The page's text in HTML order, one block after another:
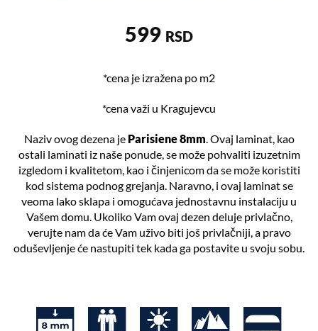
599 RSD
*cena je izražena po m2
*cena važi u Kragujevcu
Naziv ovog dezena je Parisiene 8mm. Ovaj laminat, kao
ostali laminati iz naše ponude, se može pohvaliti izuzetnim
izgledom i kvalitetom, kao i činjenicom da se može koristiti
kod sistema podnog grejanja. Naravno, i ovaj laminat se
veoma lako sklapa i omogućava jednostavnu instalaciju u
Vašem domu. Ukoliko Vam ovaj dezen deluje privlačno,
verujte nam da će Vam uživo biti još privlačniji, a pravo
oduševljenje će nastupiti tek kada ga postavite u svoju sobu.